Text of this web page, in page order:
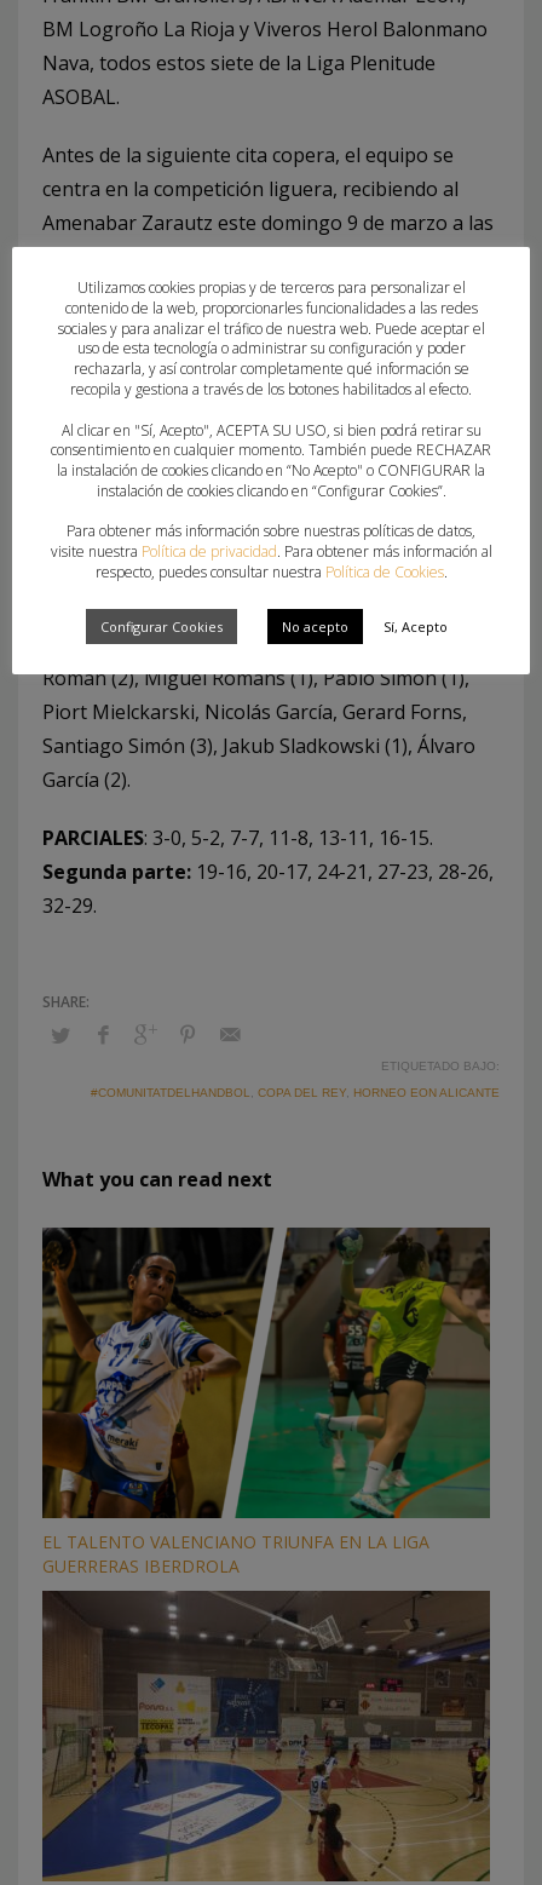
BM Logroño La Rioja y Viveros Herol Balonmano
Nava, todos estos siete de la Liga Plenitude
ASOBAL.
Antes de la siguiente cita copera, el equipo se
centra en la competición liguera, recibiendo al
Amenabar Zarautz este domingo 9 de marzo a las
FICHA TÉCNICA Horneo EÓN Alicante (32): Juan
Bonany (1), Karlos Rubio (1), Ander Torriko (5),
Gabriel Navarro, Lorenzo Poyato, James Parker,
Barreto (3), Didac Talens (1), Diego Vera (2), Josu
Arzoz (3), Agustín Forlino (1), Aarón Gutiérrez (3),
Darko Dimitrievski (9), Cauê Martins.
IMPULSE Balonmano Guadalajara (29): Vicente
Poveda (5), Francisc Lombardi (3), Haitz Gorostiri
(8), Manuel Catalina (1), Lucas Urabayen, José Luis
Román (2), Miguel Romans (1), Pablo Simón (1),
Piort Mielckarski, Nicolás García, Gerard Forns,
Santiago Simón (3), Jakub Sladkowski (1), Álvaro
García (2).
PARCIALES: 3-0, 5-2, 7-7, 11-8, 13-11, 16-15.
Segunda parte: 19-16, 20-17, 24-21, 27-23, 28-26,
32-29.
ETIQUETADO BAJO:
#COMUNITATDELHANDBOL
COPA DEL REY HORNEO EON ALICANTE
What you can read next
EL TALENTO VALENCIANO TRIUNFA EN LA LIGA
GUERRERAS IBERDROLA
Utilizamos cookies propias y de terceros para personalizar el
contenido de la web, proporcionarles funcionalidades a las redes
sociales y para analizar el tráfico de nuestra web. Puede aceptar el
uso de esta tecnología o administrar su configuración y poder
rechazarla, y así controlar completamente qué información se
recopila y gestiona a través de los botones habilitados al efecto.
Al clicar en "Sí, Acepto", ACEPTA SU USO, si bien podrá retirar su
consentimiento en cualquier momento. También puede RECHAZAR
la instalación de cookies clicando en “No Acepto" o CONFIGURAR la
instalación de cookies clicando en “Configurar Cookies”.
Para obtener más información sobre nuestras políticas de datos,
visite nuestra Política de privacidad. Para obtener más información al
respecto, puedes consultar nuestra Política de Cookies.
Configurar Cookies No acepto Sí, Acepto